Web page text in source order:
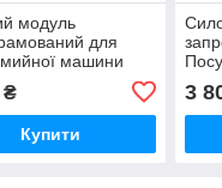
модуль
для
машини
Купити
3